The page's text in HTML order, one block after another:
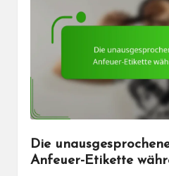
Die
Anfeuer-Etikette